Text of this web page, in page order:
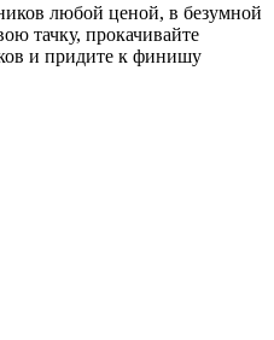
любой ценой, в безумной
тачку, прокачивайте
и придите к финишу